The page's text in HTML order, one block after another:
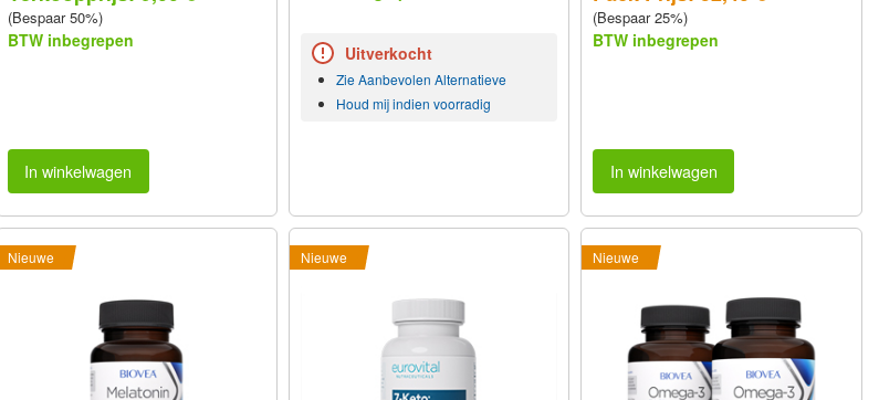
(Bespaar 50%)
BTW inbegrepen
In winkelwagen
Uitverkocht
Zie Aanbevolen Alternatieve
Houd mij indien voorradig
(Bespaar 25%)
BTW inbegrepen
In winkelwagen
Nieuwe Nieuwe Nieuwe